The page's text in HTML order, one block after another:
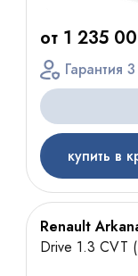
от 1 235
Гарантия
купить в
Renault
Drive 1.3 CVT